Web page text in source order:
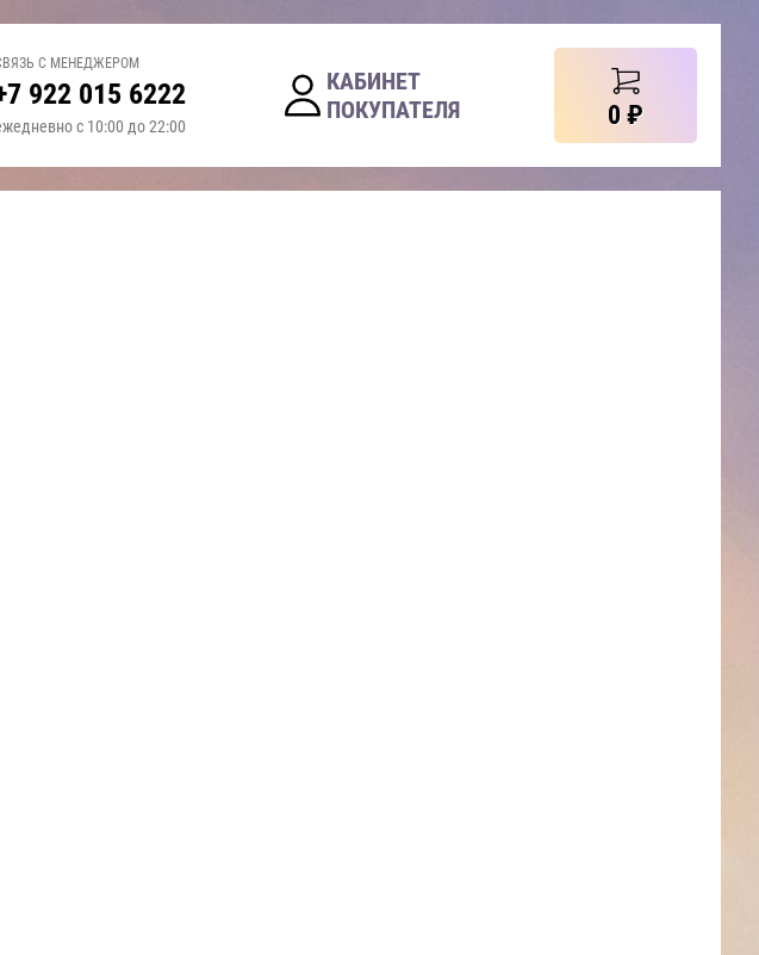
С МЕНЕДЖЕРОМ
922 015 6222
с 10:00 до 22:00
КАБИНЕТ
ПОКУПАТЕЛЯ
0 ₽